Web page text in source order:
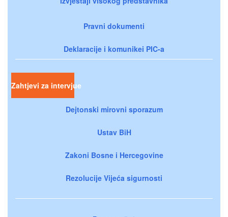
Pravni dokumenti
Deklaracije i komunikei PIC-a
Zahtjevi za intervjue
Dejtonski mirovni sporazum
Ustav BiH
Zakoni Bosne i Hercegovine
Rezolucije Vijeća sigurnosti